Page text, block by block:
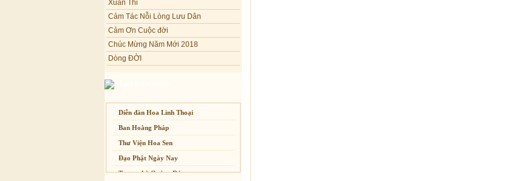
Nỗi lòng của các bệnh nhân nghèo
An Giang: Tịnh thất Quy Nguyên
phát quà từ thiện tại xã Cư Yang
Tịnh xá Ngọc Đăng khai giảng Thiền
dành cho Người bận rộn
Cảm Tác Nỗi Lòng Lưu Dân
Cảm Ơn Cuộc đời
Chúc Mừng Năm Mới 2018
Dòng ĐỜI
Tâm Thiền
Chuông Ngân
Kính mừng Phật Đản
Anh không chết đâu em
Kiếp này
Diễn đàn Hoa Linh Thoại
Ban Hoằng Pháp
Thư Viện Hoa Sen
Đạo Phật Ngày Nay
Trang nhà Quảng Đức